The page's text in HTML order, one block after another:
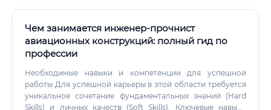
Чем занимается инженер-прочнист
авиационных конструкций: полный гид по
профессии
Необходимые навыки и компетенции для успешной
работы Для успешной карьеры в этой области требуется
уникальное сочетание фундаментальных знаний (Hard
Skills) и личных качеств (Soft Skills). Ключевые навыки